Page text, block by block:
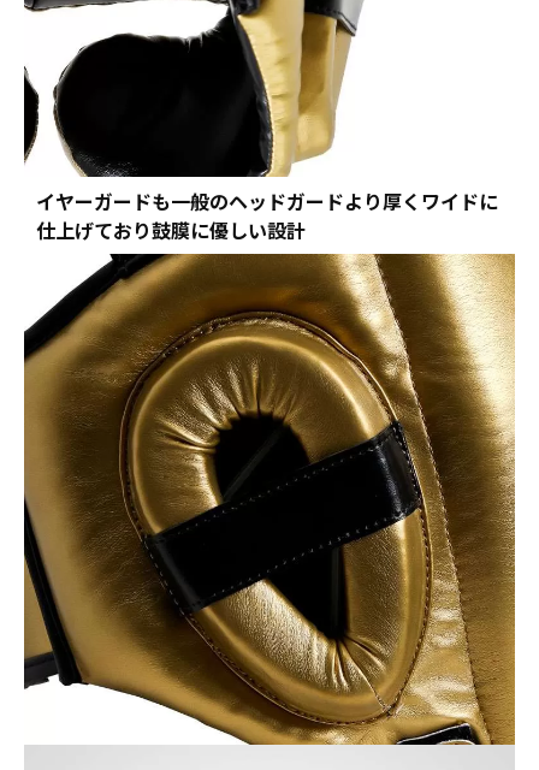
イヤーガードも一般のヘッドガードより厚くワイドに
仕上げており鼓膜に優しい設計